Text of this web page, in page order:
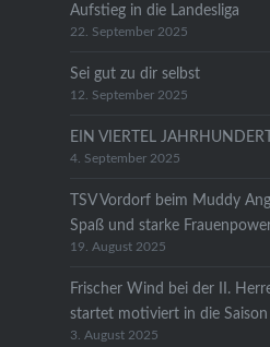
Aufstieg in die Landesliga
22. September 2025
Sei gut zu dir selbst
12. September 2025
EIN VIERTEL
4. September 2025
TSV Vordorf beim Muddy
Spaß und starke
19. August 2025
Frischer Wind bei der II.
startet motiviert in die Saison
3. August 2025